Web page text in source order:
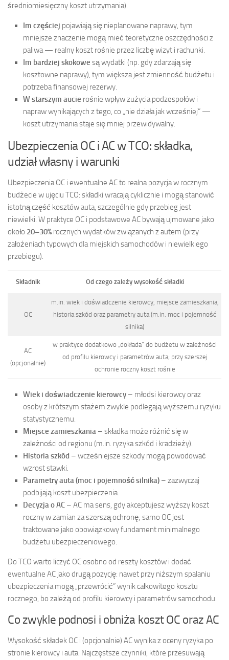
średniomiesięczny koszt utrzymania).
Im częściej pojawiają się nieplanowane naprawy, tym
mniejsze znaczenie mogą mieć teoretyczne oszczędności z
paliwa — realny koszt rośnie przez liczbę wizyt i rachunki.
Im bardziej skokowe są wydatki (np. gdy zdarzają się
kosztowne naprawy), tym większa jest zmienność budżetu i
potrzeba finansowej rezerwy.
W starszym aucie rośnie wpływ zużycia podzespołów i
napraw wynikających z tego, co „nie działa jak wcześniej” —
koszt utrzymania staje się mniej przewidywalny.
Ubezpieczenia OC i AC w TCO: składka,
udział własny i warunki
Ubezpieczenia OC i ewentualne AC to realna pozycja w rocznym
budżecie w ujęciu TCO: składki wracają cyklicznie i mogą stanowić
istotną część kosztów auta, szczególnie gdy przebieg jest
niewielki. W praktyce OC i podstawowe AC bywają ujmowane jako
około 20–30% rocznych wydatków związanych z autem (przy
założeniach typowych dla miejskich samochodów i niewielkiego
przebiegu).
Składnik Od czego zależy wysokość składki
OC
m.in. wiek i doświadczenie kierowcy, miejsce zamieszkania,
historia szkód oraz parametry auta (m.in. moc i pojemność
silnika)
AC
(opcjonalnie)
w praktyce dodatkowo „dokłada” do budżetu w zależności
od profilu kierowcy i parametrów auta; przy szerszej
ochronie roczny koszt rośnie
Wiek i doświadczenie kierowcy – młodsi kierowcy oraz
osoby z krótszym stażem zwykle podlegają wyższemu ryzyku
statystycznemu.
Miejsce zamieszkania – składka może różnić się w
zależności od regionu (m.in. ryzyka szkód i kradzieży).
Historia szkód – wcześniejsze szkody mogą powodować
wzrost stawki.
Parametry auta (moc i pojemność silnika) – zazwyczaj
podbijają koszt ubezpieczenia.
Decyzja o AC – AC ma sens, gdy akceptujesz wyższy koszt
roczny w zamian za szerszą ochronę; samo OC jest
traktowane jako obowiązkowy fundament minimalnego
budżetu ubezpieczeniowego.
Do TCO warto liczyć OC osobno od reszty kosztów i dodać
ewentualne AC jako drugą pozycję: nawet przy niższym spalaniu
ubezpieczenia mogą „przewrócić” wynik całkowitego kosztu
rocznego, bo zależą od profilu kierowcy i parametrów samochodu.
Co zwykle podnosi i obniża koszt OC oraz AC
Wysokość składek OC i (opcjonalnie) AC wynika z oceny ryzyka po
stronie kierowcy i auta. Najczęstsze czynniki, które przesuwają